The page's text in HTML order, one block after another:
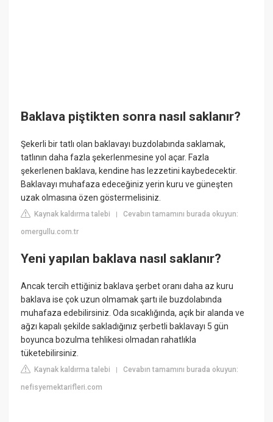
Baklava piştikten sonra nasıl saklanır?
Şekerli bir tatlı olan baklavayı buzdolabında saklamak,
tatlının daha fazla şekerlenmesine yol açar. Fazla
şekerlenen baklava, kendine has lezzetini kaybedecektir.
Baklavayı muhafaza edeceğiniz yerin kuru ve güneşten
uzak olmasına özen göstermelisiniz.
Kaynak kaldırma talebi |Cevabın tamamını burada okuyun:
omergullu.com.tr
Yeni yapılan baklava nasıl saklanır?
Ancak tercih ettiğiniz baklava şerbet oranı daha az kuru
baklava ise çok uzun olmamak şartı ile buzdolabında
muhafaza edebilirsiniz. Oda sıcaklığında, açık bir alanda ve
ağzı kapalı şekilde sakladığınız şerbetli baklavayı 5 gün
boyunca bozulma tehlikesi olmadan rahatlıkla
tüketebilirsiniz.
Kaynak kaldırma talebi |Cevabın tamamını burada okuyun:
nefisyemektarifleri.com